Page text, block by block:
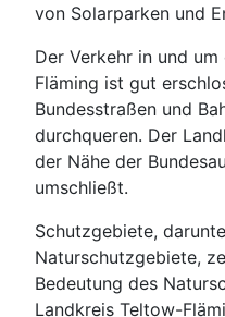
von Solarparken und
Der Verkehr in und
Fläming ist gut
Bundesstraßen und
durchqueren. Der
der Nähe der
umschließt.
Schutzgebiete,
Naturschutzgebiete,
Bedeutung des
Landkreis Teltow-